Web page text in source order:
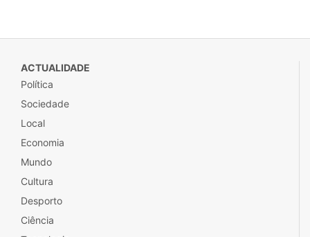
ACTUALIDADE
Política
Sociedade
Local
Economia
Mundo
Cultura
Desporto
Ciência